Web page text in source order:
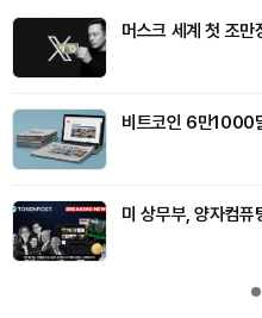
머스크 세계 첫 조
비트코인 6만1000
미 상무부, 양자컴